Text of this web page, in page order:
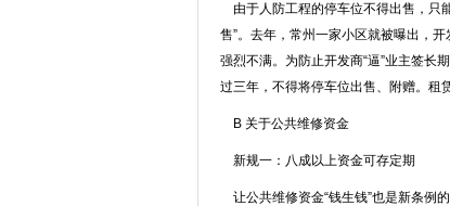
由于人防工程的停车位不得出售，只
售”。去年，常州一家小区就被曝出，
强烈不满。为防止开发商“逼”业主签长
过三年，不得将停车位出售、附赠。租
B 关于公共维修资金
新规一：八成以上资金可存定期
让公共维修资金“钱生钱”也是新条例